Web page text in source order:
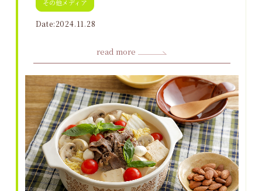
その他メディア
Date:2024.11.28
read more